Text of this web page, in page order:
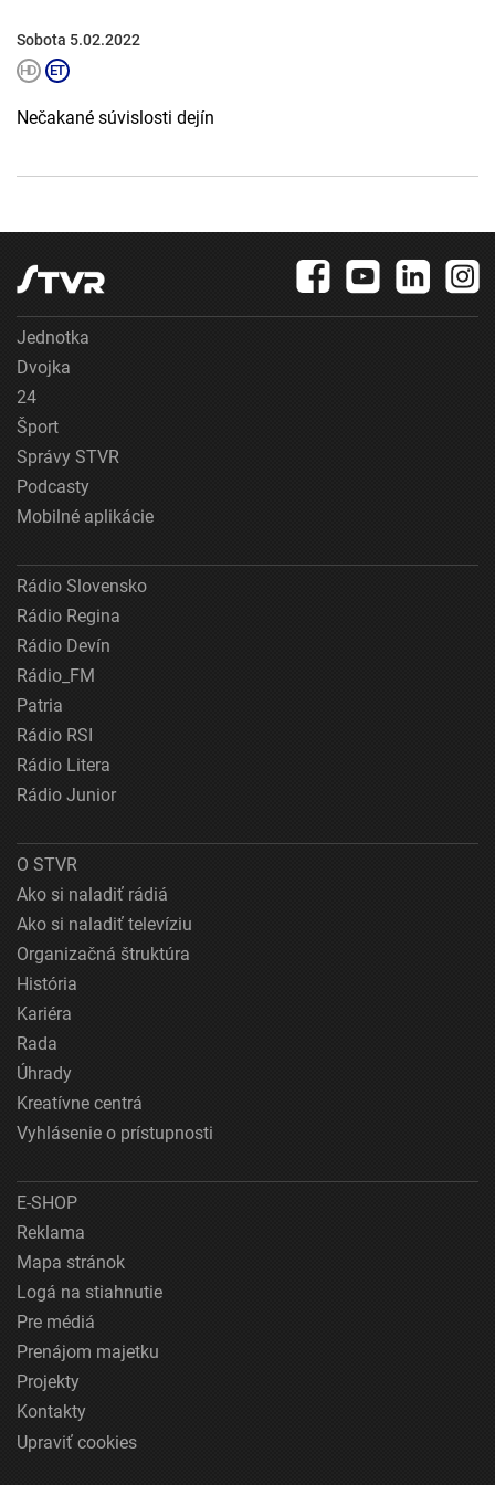
Sobota 5.02.2022
Nečakané súvislosti dejín
Jednotka
Dvojka
24
Šport
Správy STVR
Podcasty
Mobilné aplikácie
Rádio Slovensko
Rádio Regina
Rádio Devín
Rádio_FM
Patria
Rádio RSI
Rádio Litera
Rádio Junior
O STVR
Ako si naladiť rádiá
Ako si naladiť televíziu
Organizačná štruktúra
História
Kariéra
Rada
Úhrady
Kreatívne centrá
Vyhlásenie o prístupnosti
E-SHOP
Reklama
Mapa stránok
Logá na stiahnutie
Pre médiá
Prenájom majetku
Projekty
Kontakty
Upraviť cookies